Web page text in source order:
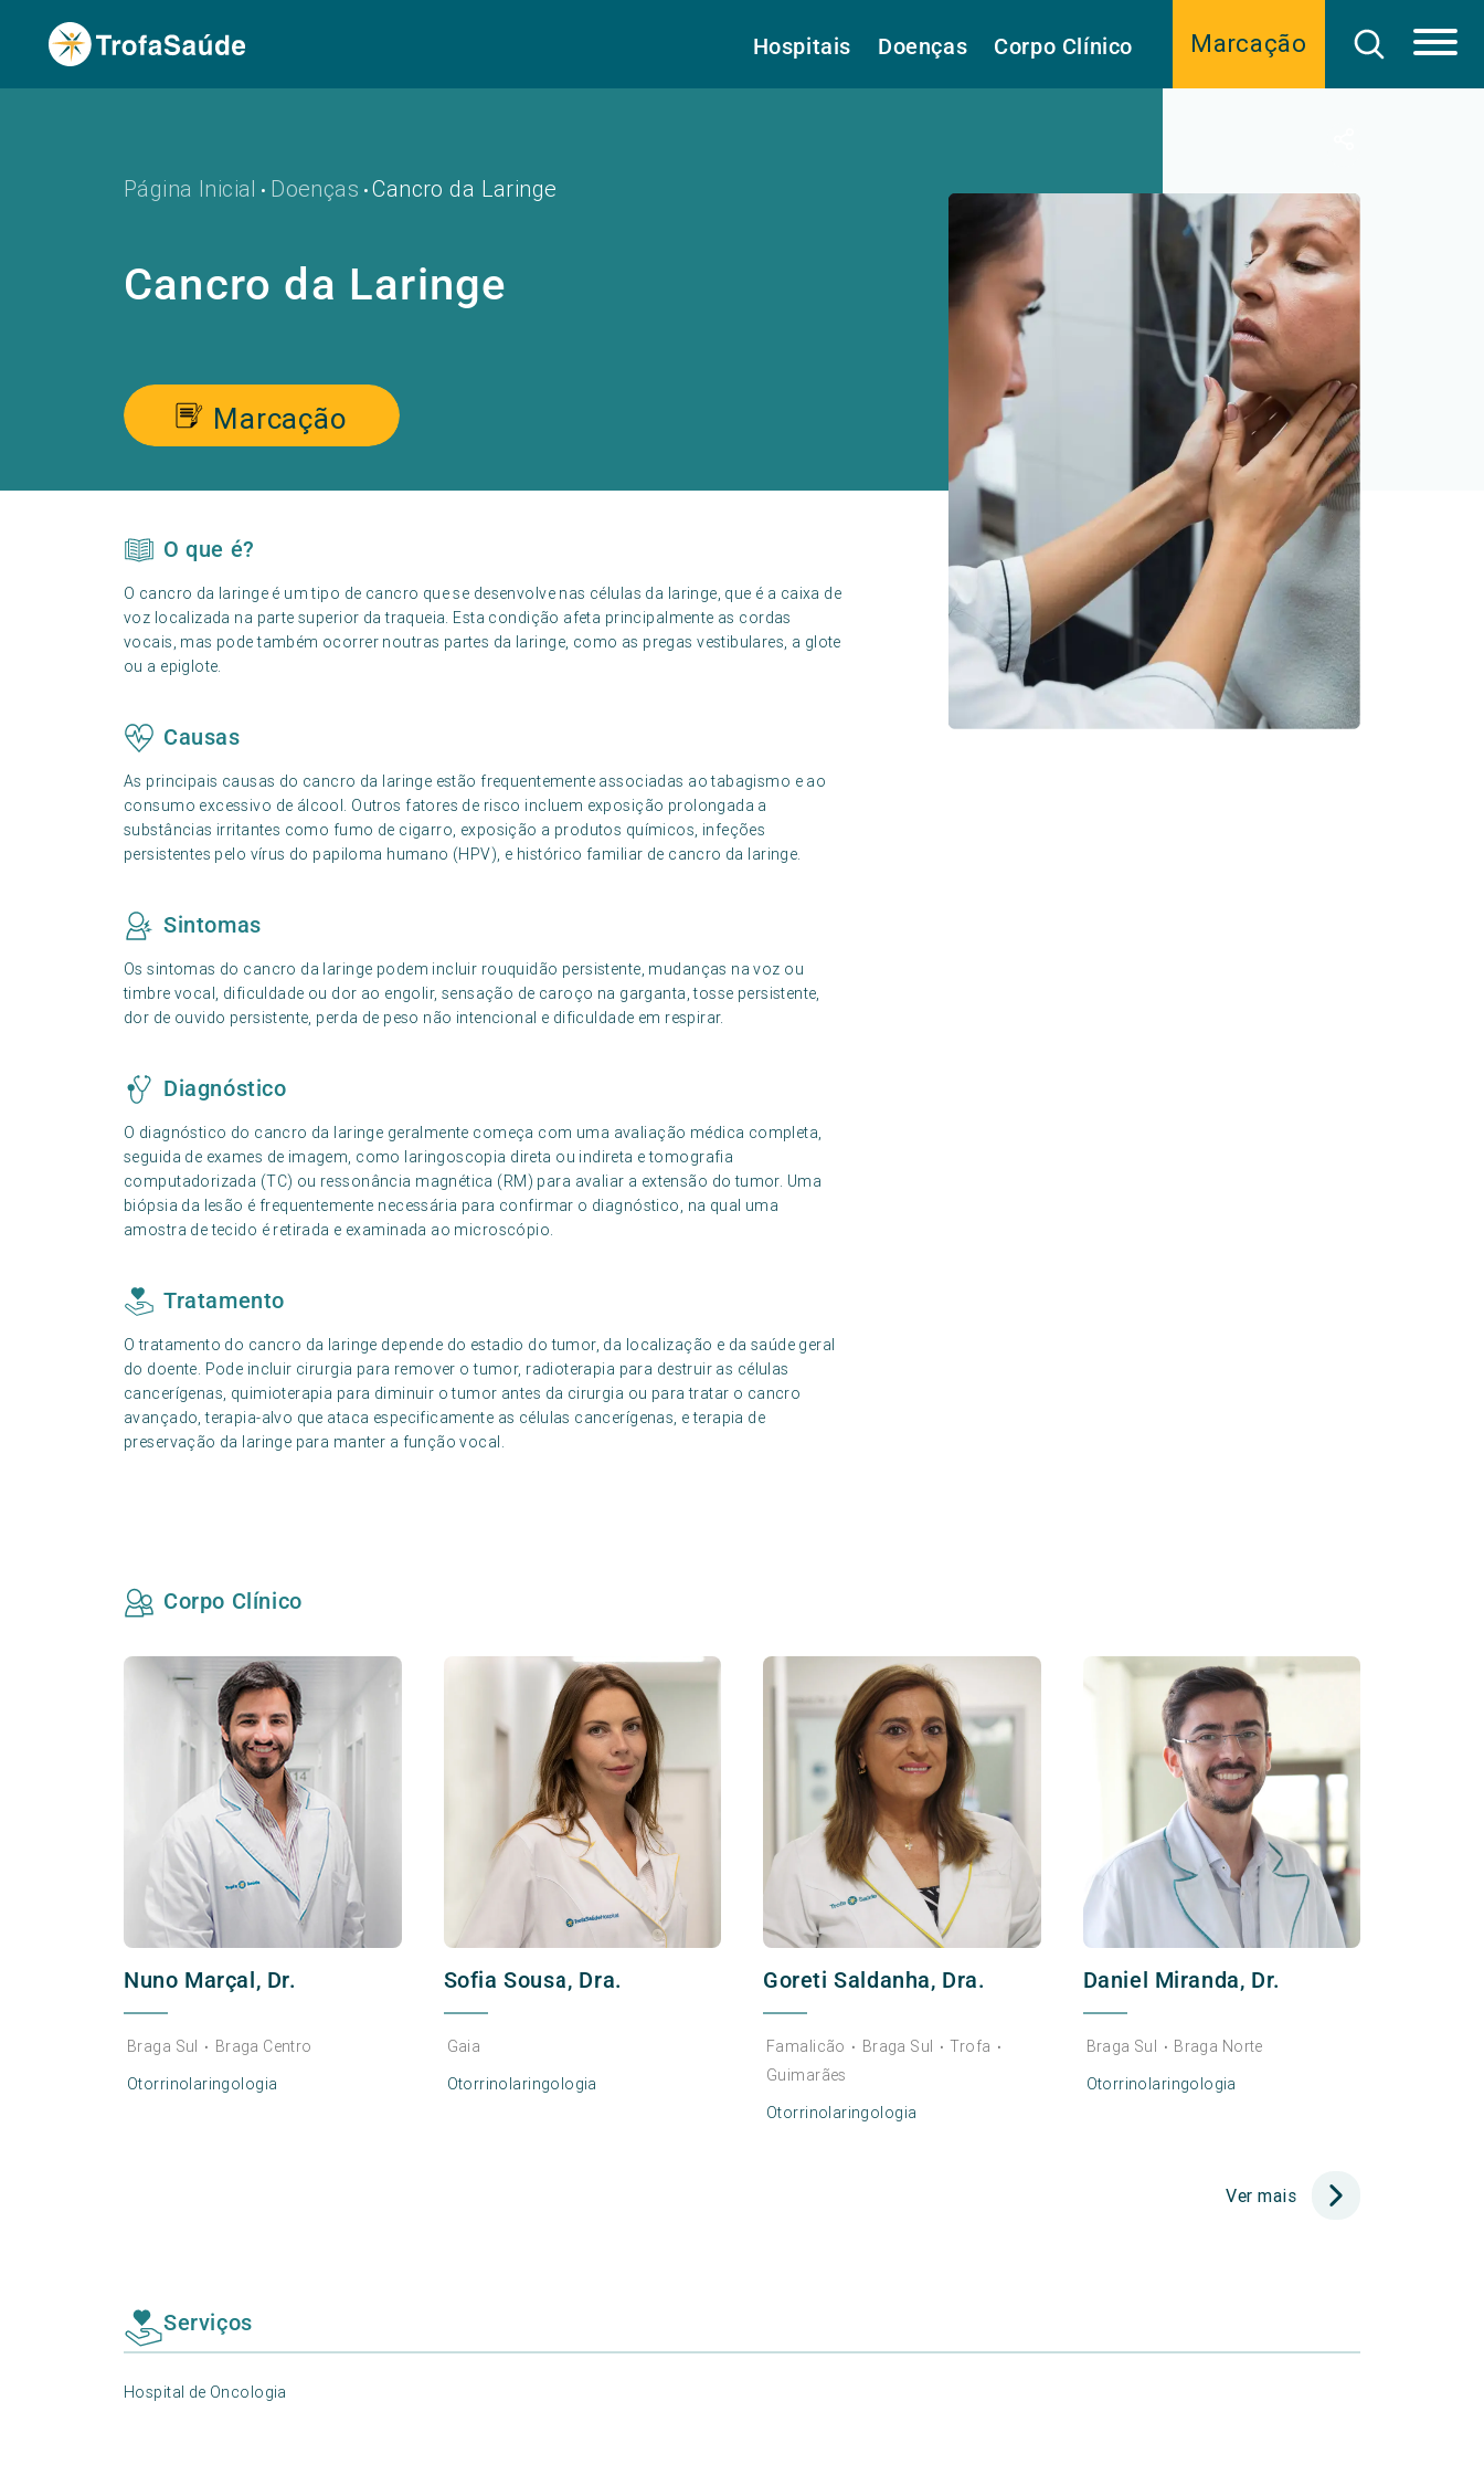
Marcação
Hospitais Doenças Corpo Clínico
Página Inicial • Doenças •Cancro da Laringe
Cancro da Laringe
Marcação
O que é?
O cancro da laringe é um tipo de cancro que se desenvolve nas células da laringe, que é a caixa de
voz localizada na parte superior da traqueia. Esta condição afeta principalmente as cordas
vocais, mas pode também ocorrer noutras partes da laringe, como as pregas vestibulares, a glote
ou a epiglote.
Causas
As principais causas do cancro da laringe estão frequentemente associadas ao tabagismo e ao
consumo excessivo de álcool. Outros fatores de risco incluem exposição prolongada a
substâncias irritantes como fumo de cigarro, exposição a produtos químicos, infeções
persistentes pelo vírus do papiloma humano (HPV), e histórico familiar de cancro da laringe.
Sintomas
Os sintomas do cancro da laringe podem incluir rouquidão persistente, mudanças na voz ou
timbre vocal, dificuldade ou dor ao engolir, sensação de caroço na garganta, tosse persistente,
dor de ouvido persistente, perda de peso não intencional e dificuldade em respirar.
Diagnóstico
O diagnóstico do cancro da laringe geralmente começa com uma avaliação médica completa,
seguida de exames de imagem, como laringoscopia direta ou indireta e tomografia
computadorizada (TC) ou ressonância magnética (RM) para avaliar a extensão do tumor. Uma
biópsia da lesão é frequentemente necessária para confirmar o diagnóstico, na qual uma
amostra de tecido é retirada e examinada ao microscópio.
Tratamento
O tratamento do cancro da laringe depende do estadio do tumor, da localização e da saúde geral
do doente. Pode incluir cirurgia para remover o tumor, radioterapia para destruir as células
cancerígenas, quimioterapia para diminuir o tumor antes da cirurgia ou para tratar o cancro
avançado, terapia-alvo que ataca especificamente as células cancerígenas, e terapia de
preservação da laringe para manter a função vocal.
Corpo Clínico
Nuno Marçal, Dr.
Braga Sul •
Braga Centro
Otorrinolaringologia
Sofia Sousa, Dra.
Gaia
Otorrinolaringologia
Goreti Saldanha, Dra.
Famalicão • Braga Sul • Trofa •
Guimarães
Otorrinolaringologia
Daniel Miranda, Dr.
Braga Sul • Braga Norte
Otorrinolaringologia
Ver mais
Serviços
Hospital de Oncologia